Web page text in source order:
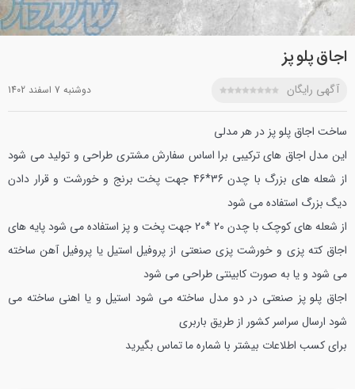
اجاق پلو پز
آگهی رایگان دوشنبه 7 اسفند 1402
ساخت اجاق پلو پز در هر مدلی
این مدل اجاق های ترکیبی برا اساس سفارش مشتری طراحی و تولید می شود
از شعله های بزرگ با چدن 36*46 جهت پخت برنج و خورشت و قرار دادن
دیگ بزرگ استفاده می شود
از شعله های کوچک با چدن 20 *20 جهت پخت و پز استفاده می شود
پایه های
اجاق کته پزی و خورشت پزی صنعتی از پروفیل استیل یا پروفیل آهن ساخته
می شود و یا به صورت کابینتی طراحی می شود
اجاق پلو پز صنعتی در دو مدل ساخته می شود استیل و یا اهنی ساخته می
شود ارسال سراسر کشور از طریق باربری
برای کسب اطلاعات بیشتر با شماره ما تماس بگیرید